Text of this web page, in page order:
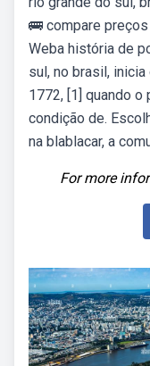
🚌 compare
Weba história de
sul, no brasil,
1772, [1] quando
condição de.
na blablacar, a
For more